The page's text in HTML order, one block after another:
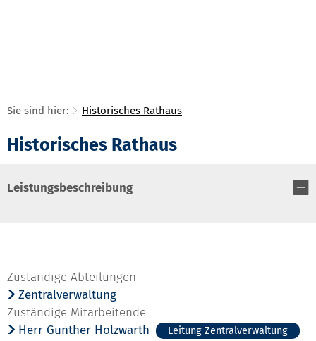
Sie sind hier: Historisches Rathaus
Historisches Rathaus
Leistungsbeschreibung
Zuständige Abteilungen
Zentralverwaltung
Zuständige Mitarbeitende
Herr Gunther Holzwarth
Leitung Zentralverwaltung